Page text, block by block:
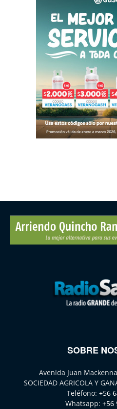
SOBRE
Avenida Juan
SOCIEDAD AGRICOLA Y
Teléfono: +56
Whatsapp: +56